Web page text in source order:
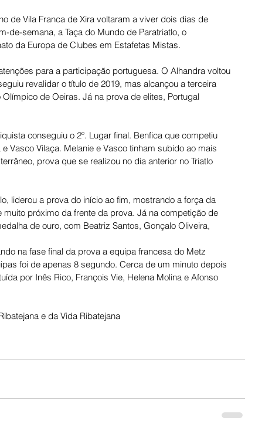
de Vila Franca de Xira voltaram a viver dois dias de
de-semana, a Taça do Mundo de Paratriatlo, o
da Europa de Clubes em Estafetas Mistas.
para a participação portuguesa. O Alhandra voltou
revalidar o título de 2019, mas alcançou a terceira
de Oeiras. Já na prova de elites, Portugal
conseguiu o 2º. Lugar final. Benfica que competiu
Vasco Vilaça. Melanie e Vasco tinham subido ao mais
prova que se realizou no dia anterior no Triatlo
liderou a prova do início ao fim, mostrando a força da
próximo da frente da prova. Já na competição de
de ouro, com Beatriz Santos, Gonçalo Oliveira,
na fase final da prova a equipa francesa do Metz
foi de apenas 8 segundo. Cerca de um minuto depois
por Inês Rico, François Vie, Helena Molina e Afonso
e da Vida Ribatejana